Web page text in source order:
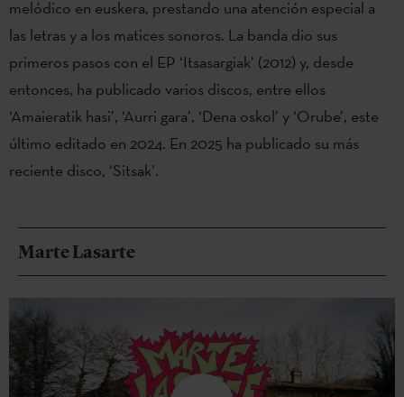
melódico en euskera, prestando una atención especial a
las letras y a los matices sonoros. La banda dio sus
primeros pasos con el EP ‘Itsasargiak’ (2012) y, desde
entonces, ha publicado varios discos, entre ellos
‘Amaieratik hasi’, ‘Aurri gara’, ‘Dena oskol’ y ‘Orube’, este
último editado en 2024. En 2025 ha publicado su más
reciente disco, ‘Sitsak’.
Marte Lasarte